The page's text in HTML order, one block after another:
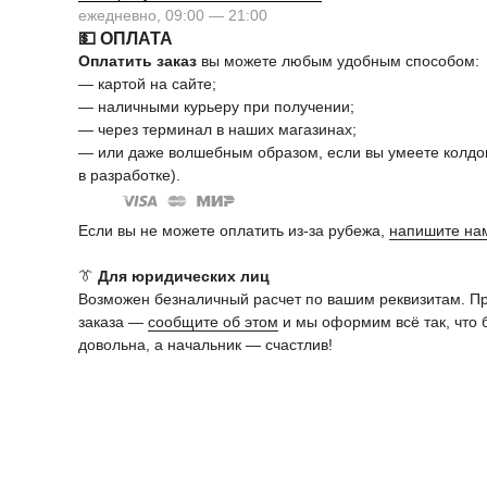
ежедневно, 09:00 — 21:00
💵 ОПЛАТА
Оплатить заказ вы можете любым удобным способом:
— картой на сайте;
— наличными курьеру при получении;
— через терминал в наших магазинах;
— или даже волшебным образом, если вы умеете
в разработке).
Если вы не можете оплатить из-за рубежа, напишите
👔 Для юридических лиц
Возможен безналичный расчет по вашим реквизитам.
заказа — сообщите об этом и мы оформим всё так, что
довольна, а начальник — счастлив!